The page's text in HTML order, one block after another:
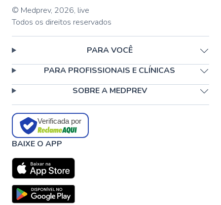
© Medprev, 2026, live
Todos os direitos reservados
PARA VOCÊ
PARA PROFISSIONAIS E CLÍNICAS
SOBRE A MEDPREV
Verificada por
BAIXE O APP